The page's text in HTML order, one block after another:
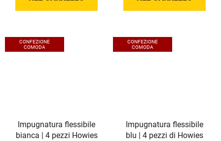
CONFEZIONE
COMODA
Impugnatura flessibile
bianca | 4 pezzi Howies
CONFEZIONE
COMODA
Impugnatura flessibile
blu | 4 pezzi di Howies